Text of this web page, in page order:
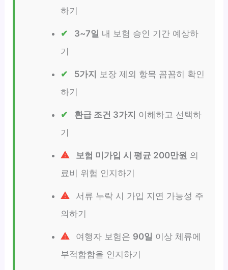
하기
3~7일 내 보험 승인 기간 예상하
기
5가지 보장 제외 항목 꼼꼼히 확인
하기
환급 조건 3가지 이해하고 선택하
기
보험 미가입 시 평균 200만원 의
료비 위험 인지하기
서류 누락 시 가입 지연 가능성 주
의하기
여행자 보험은 90일 이상 체류에
부적합함을 인지하기